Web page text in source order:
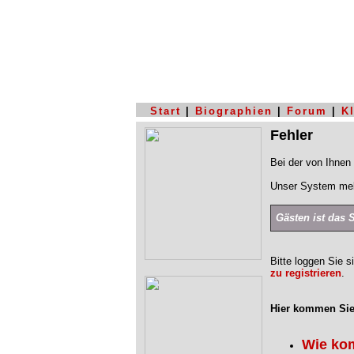
Start Biographien Forum
Fehler
Bei der von
Unser System
Gästen ist das
Bitte loggen Sie
zu registrieren.
Hier kommen
Wie